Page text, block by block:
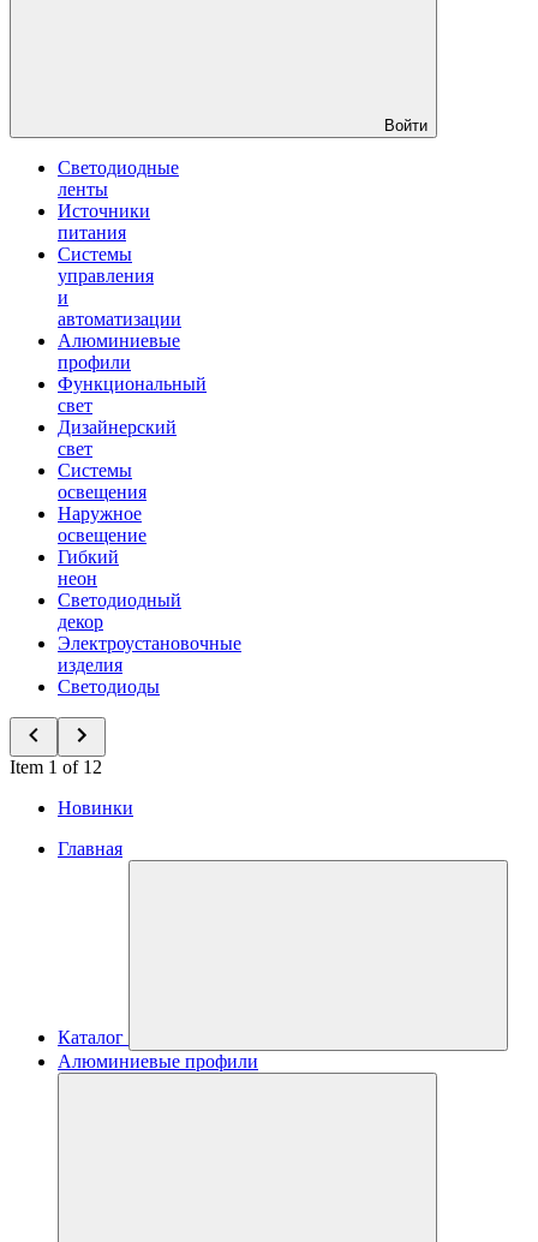
Войти
Светодиодные
ленты
Источники
питания
Системы
управления
и
автоматизации
Алюминиевые
профили
Функциональный
свет
Дизайнерский
свет
Системы
освещения
Наружное
освещение
Гибкий
неон
Светодиодный
декор
Электроустановочные
изделия
Светодиоды
Item 1 of 12
Новинки
Главная
Каталог
Алюминиевые профили